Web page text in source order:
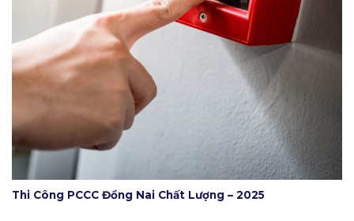
Thi Công PCCC Đồng Nai Chất Lượng – 2025